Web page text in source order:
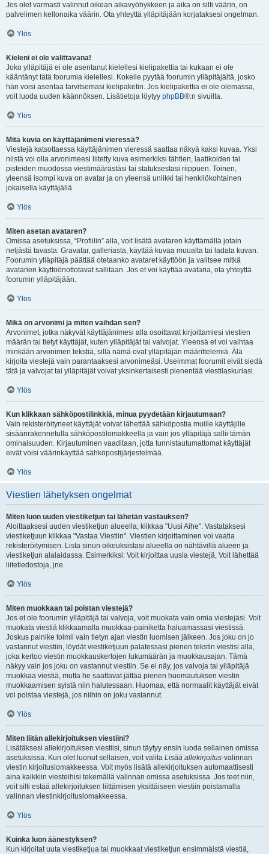
Jos olet varmasti valinnut oikean aikavyöhykkeen ja aika on silti väärin, on
palvelimen kellonaika väärin. Ota yhteyttä ylläpitäjään korjataksesi ongelman.
Ylös
Kieleni ei ole valittavana!
Joko ylläpitäjä ei ole asentanut kielellesi kielipakettia tai kukaan ei ole
kääntänyt tätä foorumia kielellesi. Kokeile pyytää foorumin ylläpitäjältä, josko
hän voisi asentaa tarvitsemasi kielipaketin. Jos kielipakettia ei ole olemassa,
voit luoda uuden käännöksen. Lisätietoja löytyy phpBB®:n sivuilta.
Ylös
Mitä kuvia on käyttäjänimeni vieressä?
Viestejä katsottaessa käyttäjänimen vieressä saattaa näkyä kaksi kuvaa. Yksi
niistä voi olla arvonimeesi liitetty kuva esimerkiksi tähtien, laatikoiden tai
pisteiden muodossa viestimäärästäsi tai statuksestasi riippuen. Toinen,
yleensä isompi kuva on avatar ja on yleensä uniikki tai henkilökohtainen
jokaisella käyttäjällä.
Ylös
Miten asetan avataren?
Omissa asetuksissa, “Profiilin” alla, voit lisätä avataren käyttämällä jotain
neljästä tavasta: Gravatar, galleriasta, käyttää kuvaa muualta tai ladata kuvan.
Foorumin ylläpitäjä päättää otetaanko avataret käyttöön ja valitsee mitkä
avatarien käyttöönottotavat sallitaan. Jos et voi käyttää avataria, ota yhteyttä
foorumin ylläpitäjään.
Ylös
Mikä on arvonimi ja miten vaihdan sen?
Arvonimet, jotka näkyvät käyttäjänimesi alla osoittavat kirjoittamiesi viestien
määrän tai tietyt käyttäjät, kuten ylläpitäjät tai valvojat. Yleensä et voi vaihtaa
minkään arvonimen tekstiä, sillä nämä ovat ylläpitäjän määrittelemiä. Älä
kirjoita viestejä vain parantaaksesi arvonimeäsi. Useimmat foorumit eivät siedä
tätä ja valvojat tai ylläpitäjät voivat yksinkertaisesti pienentää viestilaskuriasi.
Ylös
Kun klikkaan sähköpostilinkkiä, minua pyydetään kirjautumaan?
Vain rekisteröityneet käyttäjät voivat lähettää sähköpostia muille käyttäjille
sisäänrakennetulla sähköpostilomakkeella ja vain jos ylläpitäjä sallii tämän
ominaisuuden. Kirjautuminen vaaditaan, jotta tunnistautumattomat käyttäjät
eivät voisi väärinkäyttää sähköpostijärjestelmää.
Ylös
Viestien lähetyksen ongelmat
Miten luon uuden viestiketjun tai lähetän vastauksen?
Aloittaaksesi uuden viestiketjun alueella, klikkaa "Uusi Aihe". Vastataksesi
viestiketjuun klikkaa "Vastaa Viestiin". Viestien kirjoittaminen voi vaatia
rekisteröitymisen. Lista sinun oikeuksistasi alueella on nähtävillä alueen ja
viestiketjun alalaidassa. Esimerkiksi: Voit kirjoittaa uusia viestejä, Voit lähettää
liitetiedostoja, jne.
Ylös
Miten muokkaan tai poistan viestejä?
Jos et ole foorumin ylläpitäjä tai valvoja, voit muokata vain omia viestejäsi. Voit
muokata viestiä klikkaamalla muokkaa-painiketta haluamassasi viestissä.
Joskus painike toimii vain tietyn ajan viestin luomisen jälkeen. Jos joku on jo
vastannut viestiin, löydät viestiketjuun palatessasi pienen tekstin viestisi alla,
joka kertoo viestin muokkauskertojen lukumäärän ja muokkausajan. Tämä
näkyy vain jos joku on vastannut viestiin. Se ei näy, jos valvoja tai ylläpitäjä
muokkaa viestiä, mutta he saattavat jättää pienen huomautuksen viestin
muokkaamisen syistä niin halutessaan. Huomaa, että normaalit käyttäjät eivät
voi poistaa viestejä, jos niihin on joku vastannut.
Ylös
Miten liitän allekirjoituksen viestiini?
Lisätäksesi allekirjoituksen viestiisi, sinun täytyy ensin luoda sellainen omissa
asetuksissa. Kun olet luonut sellaisen, voit valita Lisää allekirjoitus-valinnan
viestin kirjoituslomakkeessa. Voit myös lisätä allekirjoituksen automaattisesti
aina kaikkiin viesteihisi tekemällä valinnan omissa asetuksissa. Jos teet niin,
voit silti estää allekirjoituksen liittämisen yksittäiseen viestiin poistamalla
valinnan viestinkirjoituslomakkeessa.
Ylös
Kuinka luon äänestyksen?
Kun kirjoitat uuta viestiketjua tai muokkaat viestiketjun ensimmäistä viestiä,